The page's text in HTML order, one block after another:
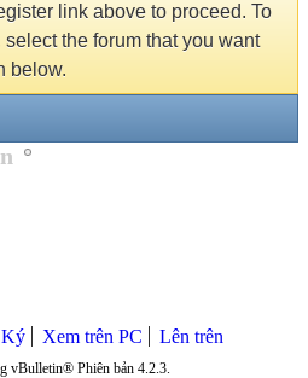
link above to proceed. To
the forum that you want
below.
Xem trên PC Lên trên
vBulletin® Phiên bản 4.2.3.